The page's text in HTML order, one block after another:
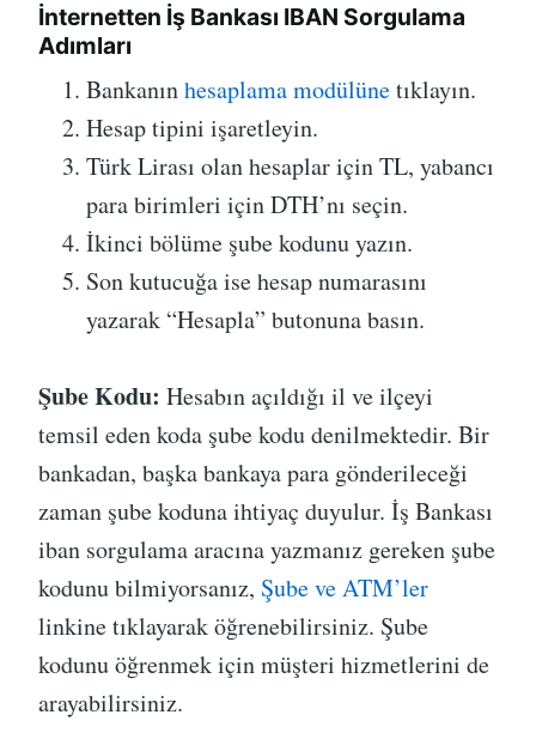
İnternetten İş Bankası IBAN Sorgulama
Adımları
Bankanınhesaplama modülünetıklayın.
Hesap tipini işaretleyin.
Türk Lirası olan hesaplar için TL, yabancı
para birimleri için DTH’nı seçin.
İkinci bölüme şube kodunu yazın.
Son kutucuğa ise hesap numarasını
yazarak “Hesapla” butonuna basın.
Şube Kodu: Hesabın açıldığı il ve ilçeyi
temsil eden koda şube kodu denilmektedir. Bir
bankadan, başka bankaya para gönderileceği
zaman şube koduna ihtiyaç duyulur. İş Bankası
iban sorgulama aracına yazmanız gereken şube
kodunu bilmiyorsanız, Şube ve ATM’ler
linkine tıklayarak öğrenebilirsiniz. Şube
kodunu öğrenmek için müşteri hizmetlerini de
arayabilirsiniz.